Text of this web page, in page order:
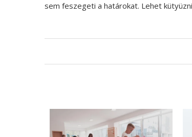
sem feszegeti a határokat. Lehet